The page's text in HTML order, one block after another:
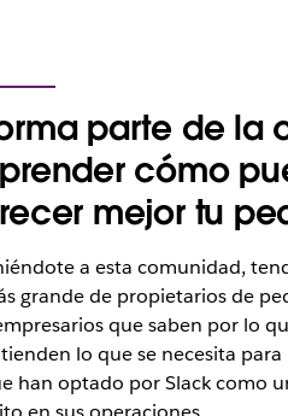
parte de la
cómo
mejor tu
a esta comunidad,
grande de propietarios de
que saben por lo
lo que se necesita
han optado por Slack como